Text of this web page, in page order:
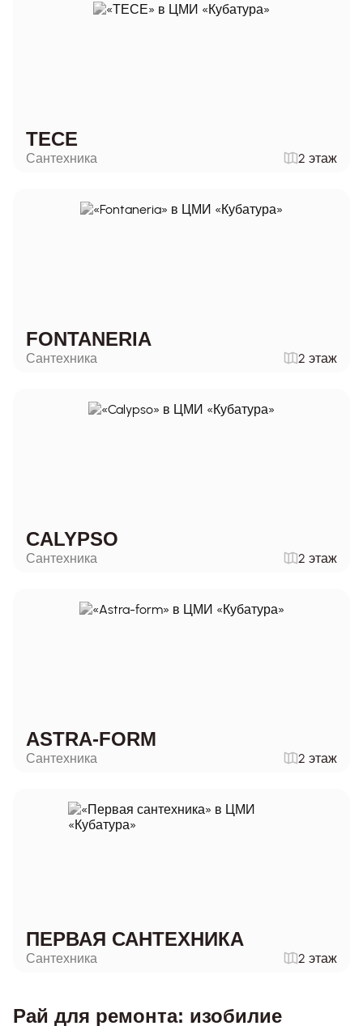
ТЕСЕ
Сантехника 2 этаж
FONTANERIA
Сантехника 2 этаж
CALYPSO
Сантехника 2 этаж
ASTRA-FORM
Сантехника 2 этаж
ПЕРВАЯ САНТЕХНИКА
Сантехника 2 этаж
Рай для ремонта: изобилие